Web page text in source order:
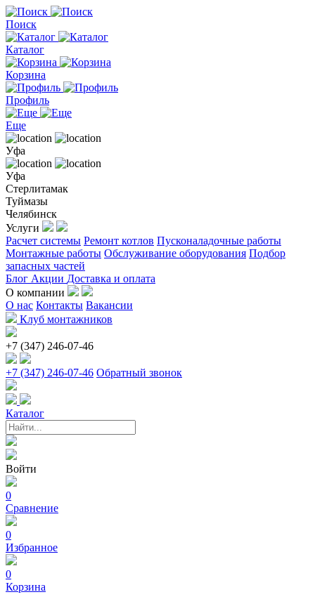
Поиск
Каталог
Корзина
Профиль
Еще
Уфа
Уфа
Стерлитамак
Туймазы
Челябинск
Услуги
Расчет системы Ремонт котлов Пусконаладочные работы
Монтажные работы Обслуживание оборудования Подбор
запасных частей
Блог Акции Доставка и оплата
О компании
О нас Контакты Вакансии
Клуб монтажников
+7 (347) 246-07-46
+7 (347) 246-07-46 Обратный звонок
Каталог
Войти
0
Сравнение
0
Избранное
0
Корзина